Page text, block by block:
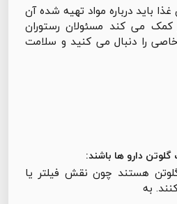
باید درباره مواد تهیه شده آن
کمک می کند مسئولان رستوران
را دنبال می کنید و سلامت
دارو ها باشند:
گلوتن هستند چون نقش فیلتر یا
به